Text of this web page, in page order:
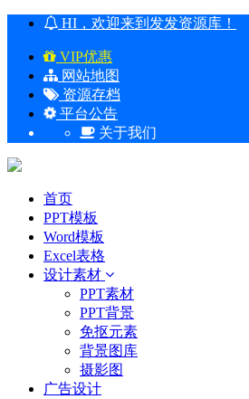
HI，欢迎来到发发资源库！
VIP优惠
网站地图
资源存档
平台公告
关于我们
首页
PPT模板
Word模板
Excel表格
设计素材
PPT素材
PPT背景
免抠元素
背景图库
摄影图
广告设计